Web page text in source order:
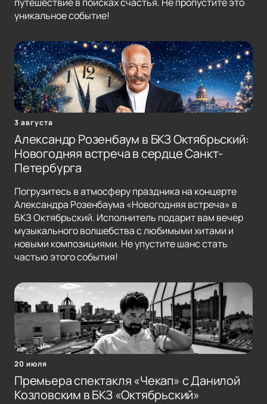
путешествие в поисках счастья. Не пропустите это
уникальное событие!
3 августа
Александр Розенбаум в БКЗ Октябрьский:
Новогодняя встреча в сердце Санкт-
Петербурга
Погрузитесь в атмосферу праздника на концерте
Александра Розенбаума «Новогодняя встреча» в
БКЗ Октябрьский. Исполнитель подарит вам вечер
музыкального волшебства с любимыми хитами и
новыми композициями. Не упустите шанс стать
частью этого события!
20 июля
Премьера спектакля «Чекап» с Данилой
Козловским в БКЗ «Октябрьский»